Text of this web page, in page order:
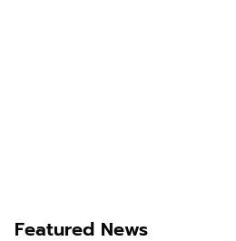
Featured News